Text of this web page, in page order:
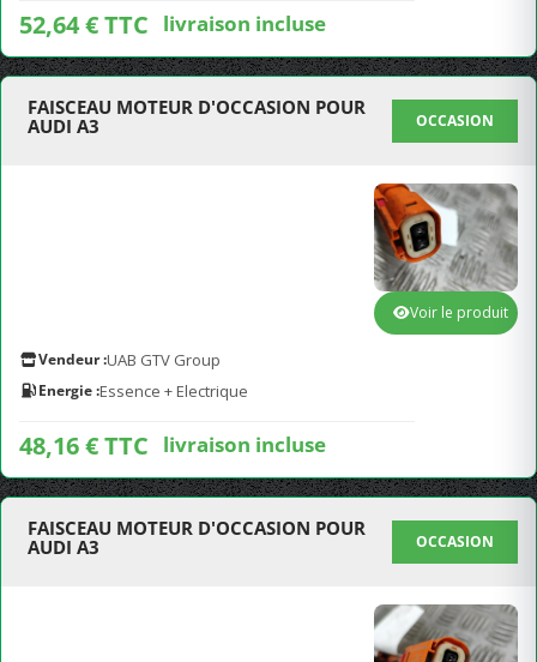
52,64 € TTC livraison incluse
FAISCEAU MOTEUR D'OCCASION POUR
AUDI A3
OCCASION
Vendeur :UAB GTV Group
Energie :Essence + Electrique
48,16 € TTC livraison incluse
Voir le produit
FAISCEAU MOTEUR D'OCCASION POUR
AUDI A3
OCCASION